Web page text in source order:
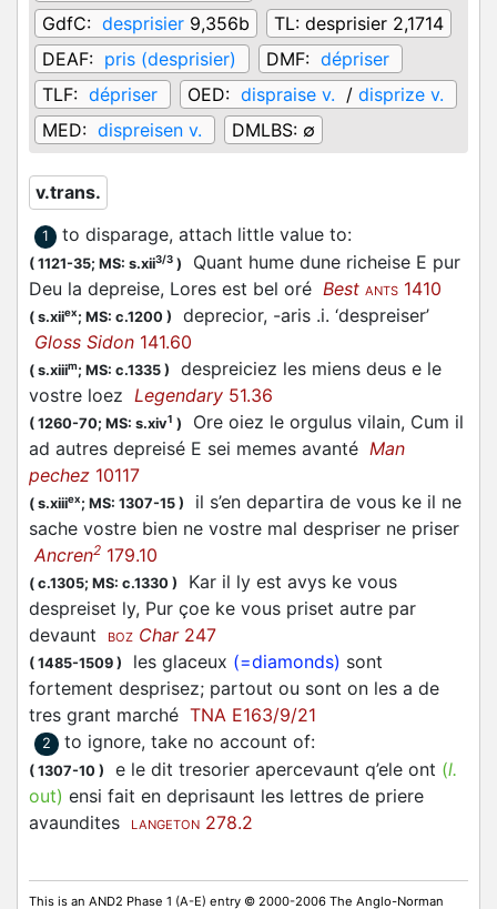
GdfC: desprisier 9,356b TL: desprisier 2,1714
DEAF: pris (desprisier) DMF: dépriser
TLF: dépriser OED: dispraise v. / disprize v.
MED: dispreisen v. DMLBS: ∅
v.trans.
1 to disparage, attach little value to:
( 1121-35; MS: s.xii3/3 )
Quant hume dune richeise E pur
Deu la depreise, Lores est bel oré Best ANTS 1410
( s.xiiex; MS: c.1200 )
deprecior, -aris .i. ‘despreiser’
Gloss Sidon 141.60
( s.xiiim; MS: c.1335 )
despreiciez les miens deus e le
vostre loez Legendary 51.36
( 1260-70; MS: s.xiv1 )
Ore oiez le orgulus vilain, Cum il
ad autres depreisé E sei memes avanté Man
pechez 10117
( s.xiiiex; MS: 1307-15 )
il s’en departira de vous ke il ne
sache vostre bien ne vostre mal despriser ne priser
Ancren2 179.10
( c.1305; MS: c.1330 )
Kar il ly est avys ke vous
despreiset ly, Pur çoe ke vous priset autre par
devaunt
BOZ Char247
( 1485-1509 ) les glaceux (=diamonds) sont
fortement desprisez; partout ou sont on les a de
tres grant marché TNA E163/9/21
2 to ignore, take no account of:
( 1307-10 ) e le dit tresorier apercevaunt q’ele ont (l.
out) ensi fait en deprisaunt les lettres de priere
avaundites
LANGETON 278.2
This is an AND2 Phase 1 (A-E) entry © 2000-2006 The Anglo-Norman